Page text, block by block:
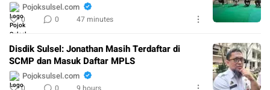
Pojoksulsel.com
0 0 47 minutes
Disdik Sulsel: Jonathan Masih Terdaftar di
SCMP dan Masuk Daftar MPLS
Pojoksulsel.com